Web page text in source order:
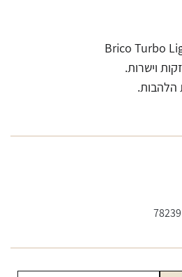
וישרות.
הלהבות.